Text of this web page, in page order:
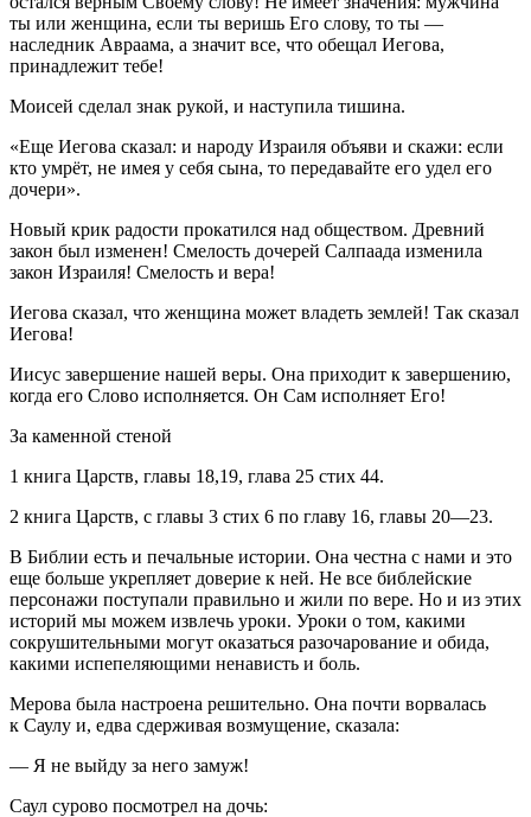
ты или женщина, если ты веришь Его слову, то ты —
наследник Авраама, а значит все, что обещал Иегова,
принадлежит тебе!
Моисей сделал знак рукой, и наступила тишина.
«Еще Иегова сказал: и народу Израиля объяви и скажи: если
кто умрёт, не имея у себя сына, то передавайте его удел его
дочери».
Новый крик радости прокатился над обществом. Древний
закон был изменен! Смелость дочерей Салпаада изменила
закон Израиля! Смелость и вера!
Иегова сказал, что женщина может владеть землей! Так сказал
Иегова!
Иисус завершение нашей веры. Она приходит к завершению,
когда его Слово исполняется. Он Сам исполняет Его!
За каменной стеной
1 книга Царств, главы 18,19, глава 25 стих 44.
2 книга Царств, с главы 3 стих 6 по главу 16, главы 20—23.
В Библии есть и печальные истории. Она честна с нами и это
еще больше укрепляет доверие к ней. Не все библейские
персонажи поступали правильно и жили по вере. Но и из этих
историй мы можем извлечь уроки. Уроки о том, какими
сокрушительными могут оказаться разочарование и обида,
какими испепеляющими ненависть и боль.
Мерова была настроена решительно. Она почти ворвалась
к Саулу и, едва сдерживая возмущение, сказала:
— Я не выйду за него замуж!
Саул сурово посмотрел на дочь: